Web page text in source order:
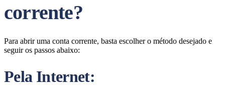
corrente?
Para abrir uma conta corrente, basta escolher o método desejado e
seguir os passos abaixo:
Pela Internet: